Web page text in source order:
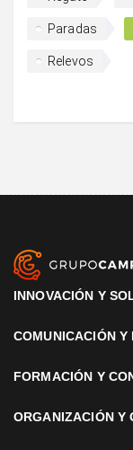
Paradas
Relevos
INNOVACIÓN Y
COMUNICACIÓN Y
FORMACIÓN Y
ORGANIZACIÓN Y